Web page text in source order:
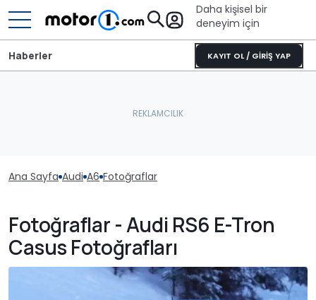
Daha kişisel bir
deneyim için
KAYIT OL / GİRİŞ YAP
Haberler
Ana Sayfa Audi A6 Fotoğraflar
Fotoğraflar - Audi RS6 E-Tron
Casus Fotoğrafları